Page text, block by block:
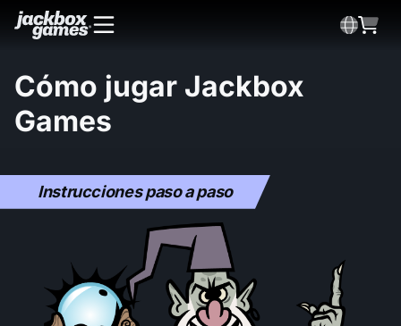
Cómo jugar Jackbox
Games
Please accept cookies to access this content
Instrucciones paso a paso